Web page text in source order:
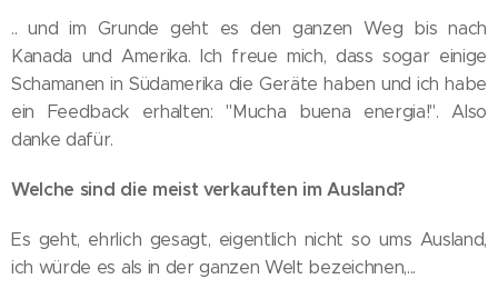
.. und im Grunde geht es den ganzen Weg bis nach
Kanada und Amerika. Ich freue mich, dass sogar einige
Schamanen in Südamerika die Geräte haben und ich habe
ein Feedback erhalten: "Mucha buena energia!". Also
danke dafür.
Welche sind die meist verkauften im Ausland?
Es geht, ehrlich gesagt, eigentlich nicht so ums Ausland,
ich würde es als in der ganzen Welt bezeichnen,...